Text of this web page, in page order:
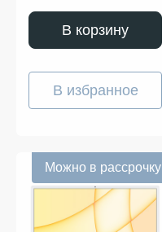
В корзину
В избранное
Можно в рассрочку